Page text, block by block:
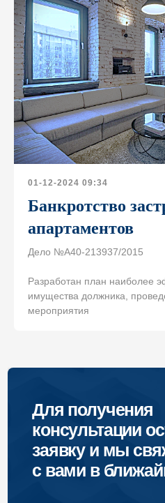
01-12-2024 09:34
Банкротство
апартаментов
Дело №А40-213937/2015
Разработан план наиболее
имущества должника,
мероприятия